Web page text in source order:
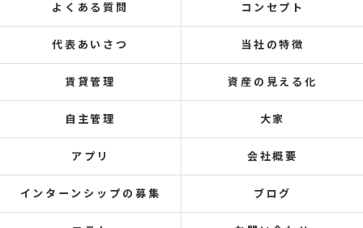
よくある質問 コンセプト
代表あいさつ 当社の特徴
賃貸管理 資産の見える化
自主管理 大家
アプリ 会社概要
インターンシップの募集 ブログ